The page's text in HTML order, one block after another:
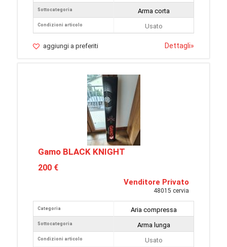
Sottocategoria
Condizioni articolo
Arma corta
Usato
aggiungi a preferiti Dettagli»
Gamo BLACK KNIGHT
200 €
Venditore Privato
48015 cervia
Categoria
Sottocategoria
Condizioni articolo
Aria compressa
Arma lunga
Usato